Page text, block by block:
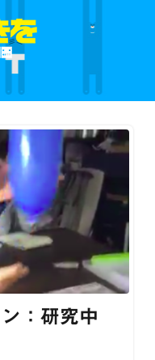
：研究中